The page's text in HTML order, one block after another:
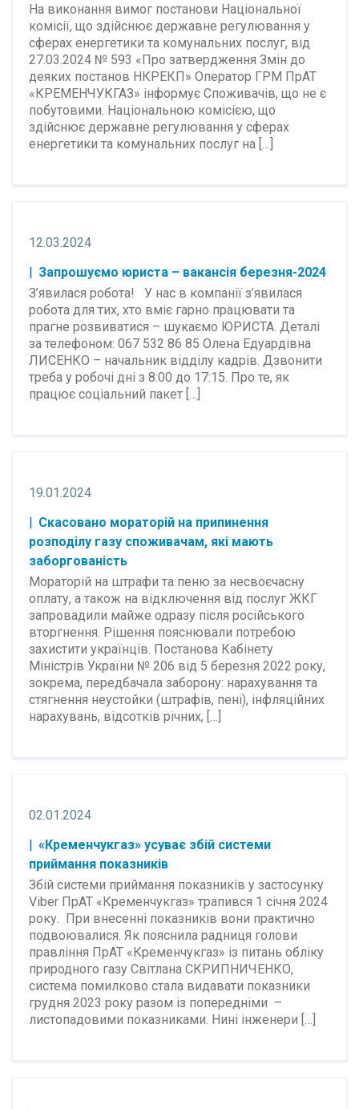
На виконання вимог постанови Національної
комісії, що здійснює державне регулювання у
сферах енергетики та комунальних послуг, від
27.03.2024 № 593 «Про затвердження Змін до
деяких постанов НКРЕКП» Оператор ГРМ ПрАТ
«КРЕМЕНЧУКГАЗ» інформує Споживачів, що не є
побутовими. Національною комісією, що
здійснює державне регулювання у сферах
енергетики та комунальних послуг на […]
12.03.2024
Запрошуємо юриста – вакансія березня-2024
З’явилася робота! У нас в компанії з’явилася
робота для тих, хто вміє гарно працювати та
прагне розвиватися – шукаємо ЮРИСТА. Деталі
за телефоном: 067 532 86 85 Олена Едуардівна
ЛИСЕНКО – начальник відділу кадрів. Дзвонити
треба у робочі дні з 8:00 до 17:15. Про те, як
працює соціальний пакет […]
19.01.2024
Скасовано мораторій на припинення
розподілу газу споживачам, які мають
заборгованість
Мораторій на штрафи та пеню за несвоєчасну
оплату, а також на відключення від послуг ЖКГ
запровадили майже одразу після російського
вторгнення. Рішення пояснювали потребою
захистити українців. Постанова Кабінету
Міністрів України № 206 від 5 березня 2022 року,
зокрема, передбачала заборону: нарахування та
стягнення неустойки (штрафів, пені), інфляційних
нарахувань, відсотків річних, […]
02.01.2024
«Кременчукгаз» усуває збій системи
приймання показників
Збій системи приймання показників у застосунку
Viber ПрАТ «Кременчукгаз» трапився 1 січня 2024
року. При внесенні показників вони практично
подвоювалися. Як пояснила радниця голови
правління ПрАТ «Кременчукгаз» із питань обліку
природного газу Світлана СКРИПНИЧЕНКО,
система помилково стала видавати показники
грудня 2023 року разом із попередніми –
листопадовими показниками. Нині інженери […]